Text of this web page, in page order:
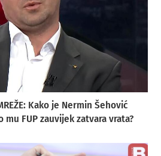
Kako je Nermin Šehović
FUP zauvijek zatvara vrata?